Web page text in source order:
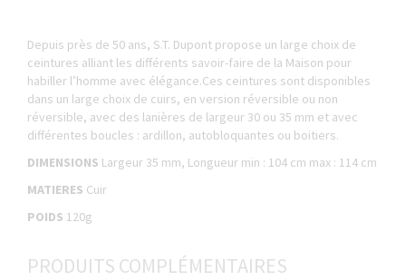
Depuis près de 50 ans, S.T. Dupont propose un large choix de
ceintures alliant les différents savoir-faire de la Maison pour
habiller l’homme avec élégance.Ces ceintures sont disponibles
dans un large choix de cuirs, en version réversible ou non
réversible, avec des lanières de largeur 30 ou 35 mm et avec
différentes boucles : ardillon, autobloquantes ou boitiers.
DIMENSIONS Largeur 35 mm, Longueur min : 104 cm max : 114 cm
MATIERES Cuir
POIDS 120g
PRODUITS COMPLÉMENTAIRES